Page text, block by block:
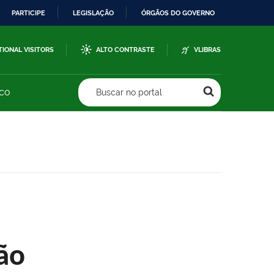
PARTICIPE LEGISLAÇÃO ÓRGÃOS DO GOVERNO
VISITORS ALTO CONTRASTE VLIBRAS
Buscar no portal